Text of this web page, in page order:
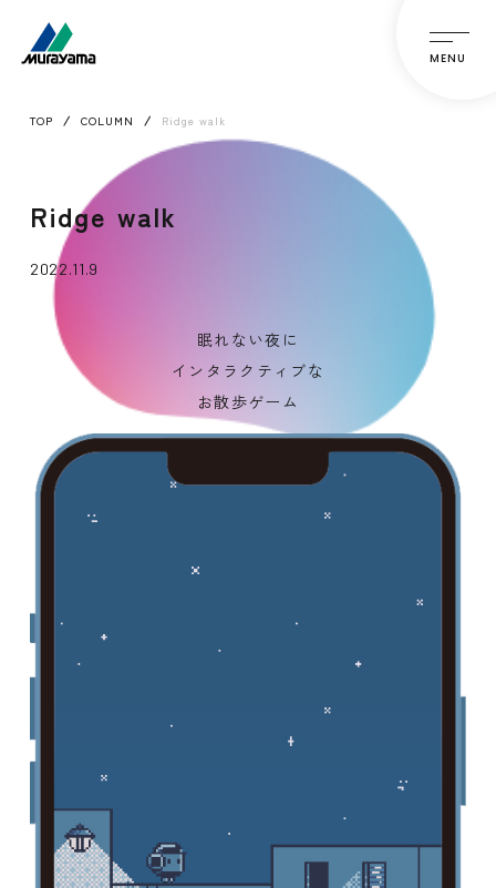
MENU
TOP COLUMN Ridge walk
Ridge walk
2022.11.9
眠れない夜に
インタラクティブな
お散歩ゲーム